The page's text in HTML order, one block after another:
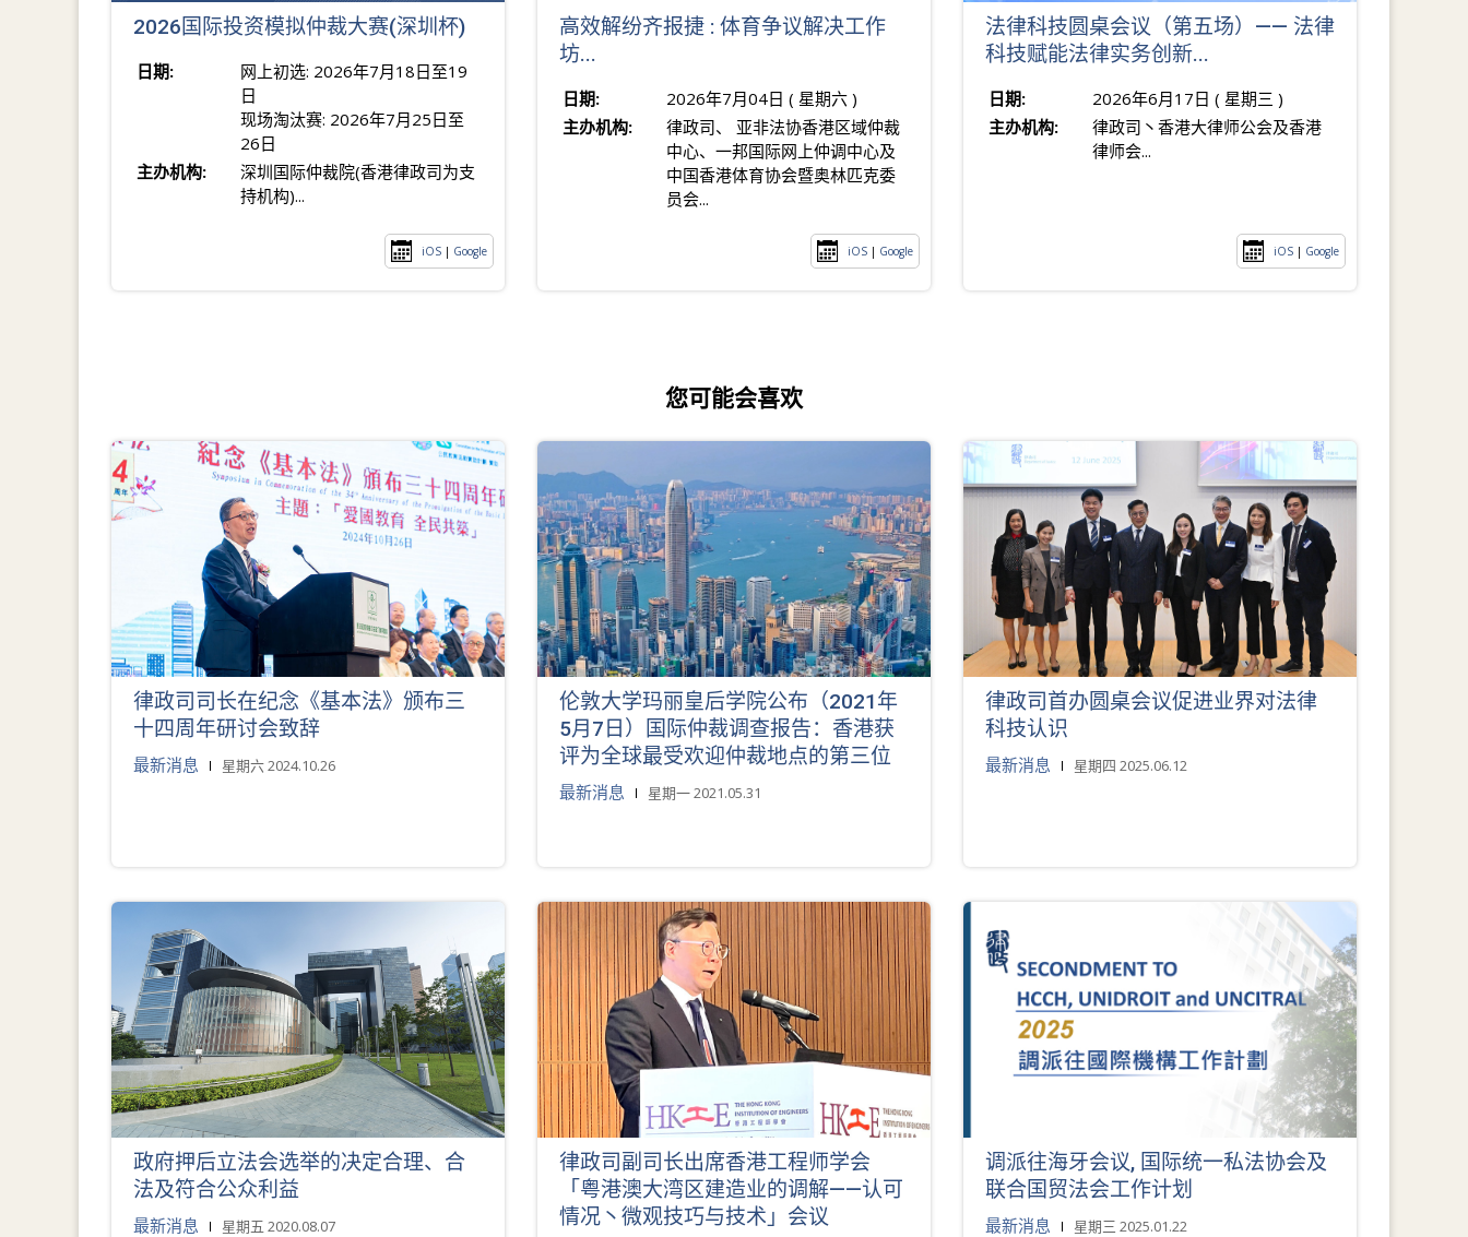
2026国际投资模拟仲裁大赛(深圳杯)
日期:
网上初选: 2026年7月18日至19
日
现场淘汰赛: 2026年7月25日至
26日
主办机构:
深圳国际仲裁院(香港律政司为支
持机构)...
iOS| Google
高效解纷齐报捷 : 体育争议解决工作
坊...
日期:
2026年7月04日 ( 星期六 )
主办机构:
律政司、 亚非法协香港区域仲裁
中心、一邦国际网上仲调中心及
中国香港体育协会暨奥林匹克委
员会...
iOS| Google
法律科技圆桌会议（第五场）­—— 法律
科技赋能法律实务创新...
日期:
2026年6月17日 ( 星期三 )
主办机构:
律政司丶香港大律师公会及香港
律师会...
iOS| Google
您可能会喜欢
律政司司长在纪念《基本法》颁布三
十四周年研讨会致辞
最新消息 星期六 2024.10.26
伦敦大学玛丽皇后学院公布（2021年
5月7日）国际仲裁调查报告：香港获
评为全球最受欢迎仲裁地点的第三位
最新消息 星期一 2021.05.31
律政司首办圆桌会议促进业界对法律
科技认识
最新消息 星期四 2025.06.12
政府押后立法会选举的决定合理、合
法及符合公众利益
最新消息 星期五 2020.08.07
律政司副司长出席香港工程师学会
「粤港澳大湾区建造业的调解——认可
情况丶微观技巧与技术」会议
调派往海牙会议, 国际统一私法协会及
联合国贸法会工作计划
最新消息 星期三 2025.01.22